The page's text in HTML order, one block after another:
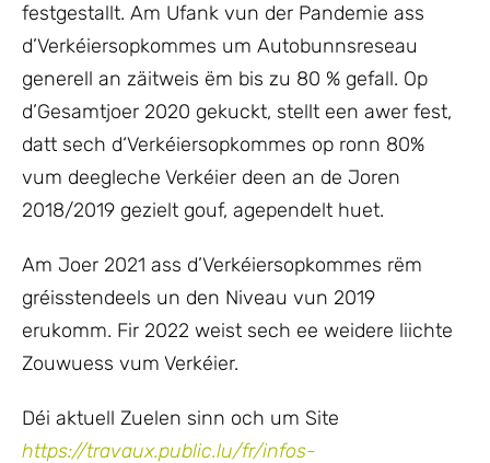
festgestallt. Am Ufank vun der Pandemie ass
d’Verkéiersopkommes um Autobunnsreseau
generell an zäitweis ëm bis zu 80 % gefall. Op
d’Gesamtjoer 2020 gekuckt, stellt een awer fest,
datt sech d‘Verkéiersopkommes op ronn 80%
vum deegleche Verkéier deen an de Joren
2018/2019 gezielt gouf, agependelt huet.
Am Joer 2021 ass d’Verkéiersopkommes rëm
gréisstendeels un den Niveau vun 2019
erukomm. Fir 2022 weist sech ee weidere liichte
Zouwuess vum Verkéier.
Déi aktuell Zuelen sinn och um Site
https://travaux.public.lu/fr/infos-